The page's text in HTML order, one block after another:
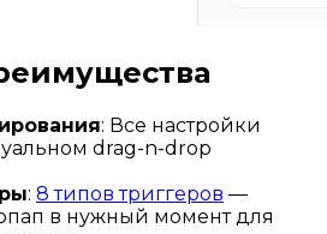
: Все настройки
drag-n-drop
: 8 типов триггеров —
в нужный момент для